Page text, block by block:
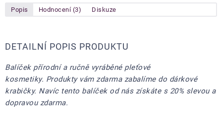
Popis Hodnocení (3) Diskuze
DETAILNÍ POPIS PRODUKTU
Balíček přírodní a ručně vyráběné pleťové
kosmetiky. Produkty vám zdarma zabalíme do dárkové
krabičky. Navíc tento balíček od nás získáte s 20% slevou a
dopravou zdarma.